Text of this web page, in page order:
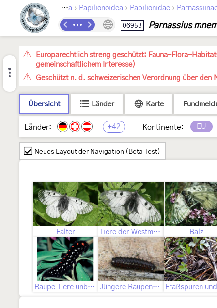
Lepidoptera › Papilionoidea › Papilionidae ›
06953 Parnassius
Europarechtlich streng geschützt: Fauna-Flora-
gemeinschaftlichem Interesse)
Geschützt n. d. schweizerischen Verordnung über
Übersicht Länder Karte
Länder: +42 Kontinente: EU
Neues Layout der Navigation (Beta Test)
Falter Tiere der Westmediterran-Gruppe Balz
Raupe Tiere unbekannter Zuordnung Jüngere Raupenstadien